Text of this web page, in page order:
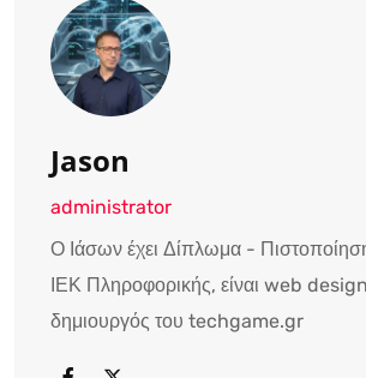
Jason
administrator
Ο Ιάσων έχει Δίπλωμα -
ΙΕΚ Πληροφορικής, είναι web
δημιουργός του techgame.gr